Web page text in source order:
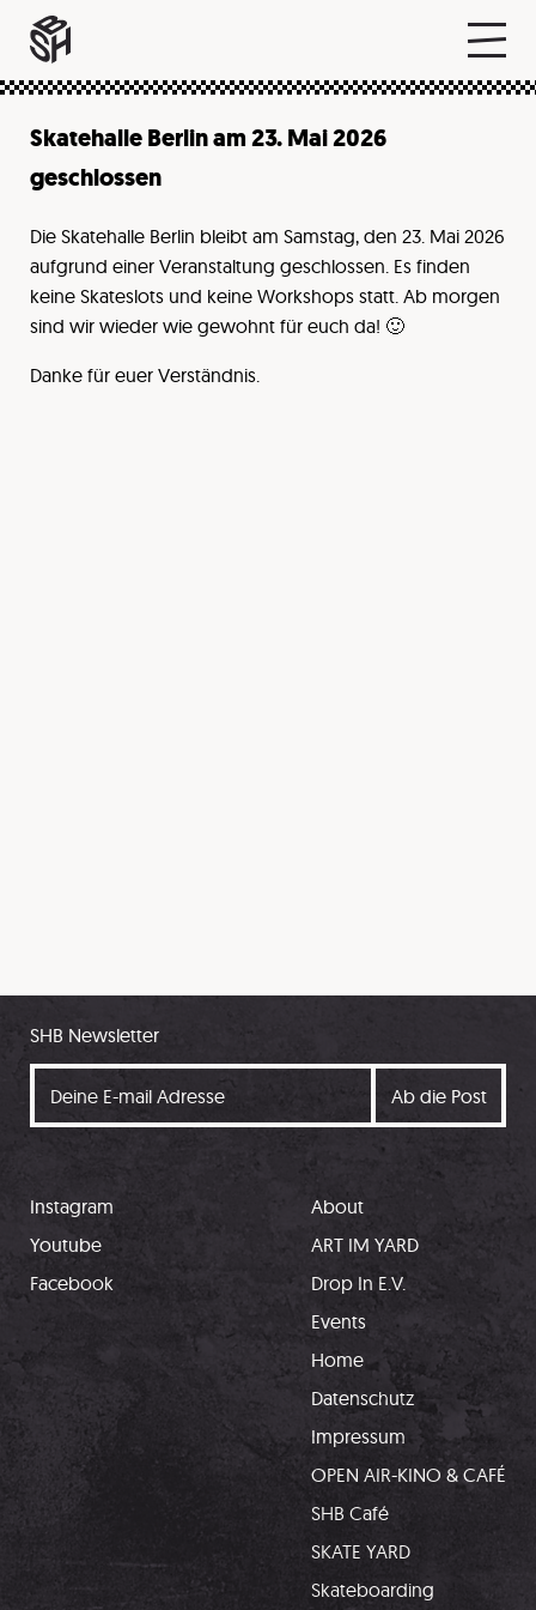
Skatehalle Berlin am 23. Mai 2026
geschlossen
Die Skatehalle Berlin bleibt am Samstag, den 23. Mai 2026
aufgrund einer Veranstaltung geschlossen. Es finden
keine Skateslots und keine Workshops statt. Ab morgen
sind wir wieder wie gewohnt für euch da! 🙂
Danke für euer Verständnis.
SHB Newsletter
Instagram
Youtube
Facebook
About
ART IM YARD
Drop In E.V.
Events
Home
Datenschutz
Impressum
OPEN AIR-KINO & CAFÉ
SHB Café
SKATE YARD
Skateboarding